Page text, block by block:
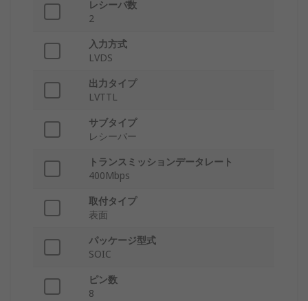
レシーバ数
2
入力方式
LVDS
出力タイプ
LVTTL
サブタイプ
レシーバー
トランスミッションデータレート
400Mbps
取付タイプ
表面
パッケージ型式
SOIC
ピン数
8